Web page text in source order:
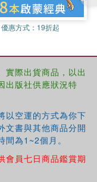
優惠方式： 19折起
實際出貨商品，以出
出版社供應狀況特
以空運的方式為你下
文書與其他商品分開
為1~2個月。
會員七日商品鑑賞期